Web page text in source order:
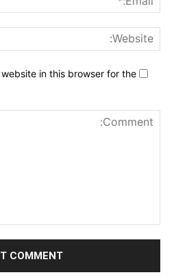
in this browser for the